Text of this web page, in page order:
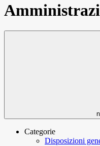
Categorie
Disposizioni